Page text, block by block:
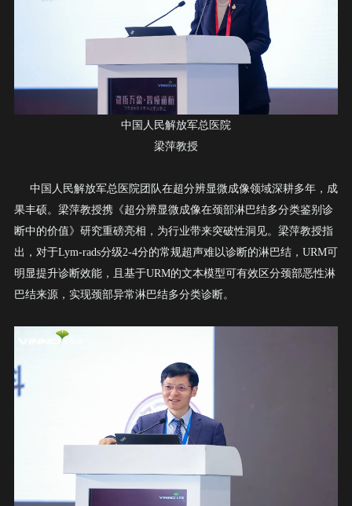
中国人民解放军总医院
梁萍教授
中国人民解放军总医院团队在超分辨显微成像领域深耕多年，成
果丰硕。梁萍教授携《超分辨显微成像在颈部淋巴结多分类鉴别诊
断中的价值》研究重磅亮相，为行业带来突破性洞见。梁萍教授指
出，对于Lym-rads分级2-4分的常规超声难以诊断的淋巴结， URM可
明显提升诊断效能，且基于URM的文本模型可有效区分颈部恶性淋
巴结来源，实现颈部异常淋巴结多分类诊断。